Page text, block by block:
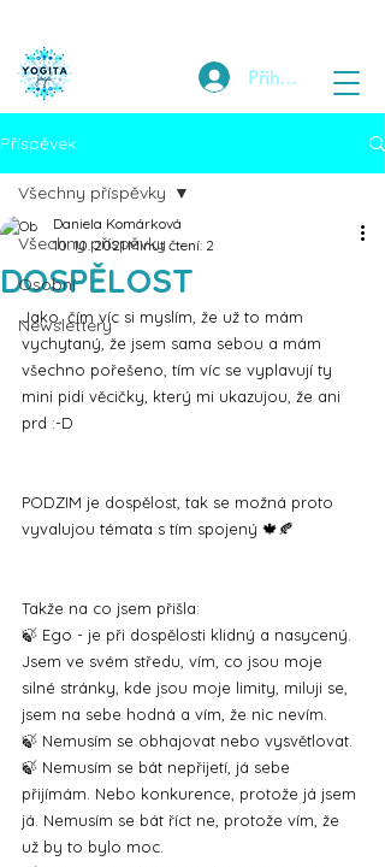
Přihlásit
Příspěvek
Všechny příspěvky
Osobní
Newslettery
Všechny příspěvky
DOSPĚLOST
Daniela Komárková
10. 10. 2021Minut čtení: 2
Jako, čím víc si myslím, že už to mám
vychytaný, že jsem sama sebou a mám
všechno pořešeno, tím víc se vyplavují ty
mini pidi věcičky, který mi ukazujou, že ani
prd :-D
PODZIM je dospělost, tak se možná proto
vyvalujou témata s tím spojený 🍁🍂
Takže na co jsem přišla:
🍃 Ego - je při dospělosti klidný a nasycený.
Jsem ve svém středu, vím, co jsou moje
silné stránky, kde jsou moje limity, miluji se,
jsem na sebe hodná a vím, že nic nevím.
🍃 Nemusím se obhajovat nebo vysvětlovat.
🍃 Nemusím se bát nepřijetí, já sebe
přijímám. Nebo konkurence, protože já jsem
já. Nemusím se bát říct ne, protože vím, že
už by to bylo moc.